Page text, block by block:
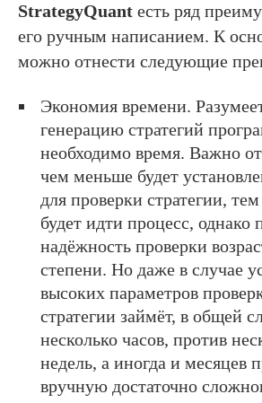
StrategyQuant есть ряд
его ручным написанием. К
можно отнести следующие
Экономия времени.
генерацию стратегий
необходимо время. Важно
чем меньше будет
для проверки стратегии,
будет идти процесс, однако
надёжность проверки
степени. Но даже в случае
высоких параметров
стратегии займёт, в общей
несколько часов, против
недель, а иногда и месяцев
вручную достаточно